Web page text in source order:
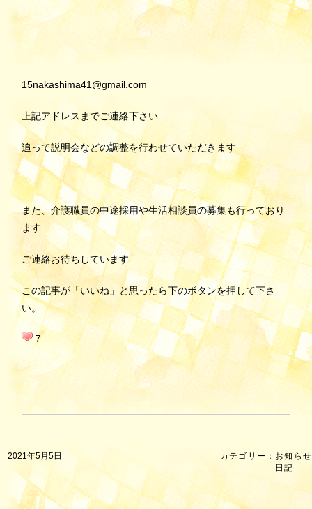
15nakashima41@gmail.com
上記アドレスまでご連絡下さい
追って説明会などの調整を行わせていただきます
また、介護職員の中途採用や生活相談員の募集も行っており
ます
ご連絡お待ちしています
この記事が「いいね」と思ったら下のボタンを押して下さ
い。
7
カテゴリー： お知らせ
日記
2021年5月5日